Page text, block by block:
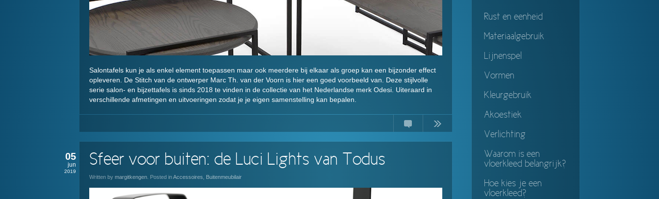
Salontafels kun je als enkel element toepassen maar ook meerdere bij elkaar als groep kan een bijzonder effect
opleveren. De Stitch van de ontwerper Marc Th. van der Voorn is hier een goed voorbeeld van. Deze stijlvolle
serie salon- en bijzettafels is sinds 2018 te vinden in de collectie van het Nederlandse merk Odesi. Uiteraard in
verschillende afmetingen en uitvoeringen zodat je je eigen samenstelling kan bepalen.
Reading
Comments
05
jun
2019
Sfeer voor buiten: de Luci Lights van Todus
Written by margitkengen . Posted inAccessoires Buitenmeubilair
Rust en eenheid
Materiaalgebruik
Lijnenspel
Vormen
Kleurgebruik
Akoestiek
Verlichting
Waarom is een
vloerkleed belangrijk?
Hoe kies je een
vloerkleed?